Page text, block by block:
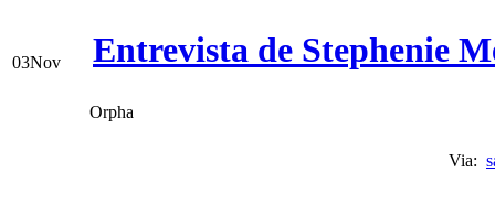
03Nov Entrevista de Stephenie
Orpha
Via: